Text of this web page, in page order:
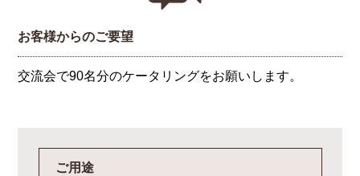
お客様からのご要望
交流会で90名分のケータリングをお願いします。
ご用途